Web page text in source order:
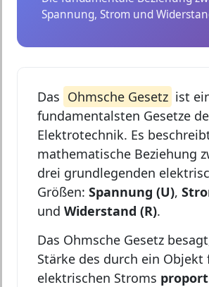
Spannung, Strom und
Das Ohmsche Gesetz ist
fundamentalsten Gesetze
Elektrotechnik. Es
mathematische Beziehung
drei grundlegenden
Größen: Spannung (U),
und Widerstand (R).
Das Ohmsche Gesetz
Stärke des durch ein Objekt
elektrischen Stroms